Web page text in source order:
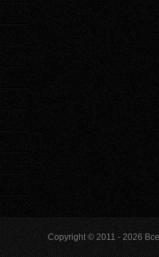
Copyright © 2011 - 2026